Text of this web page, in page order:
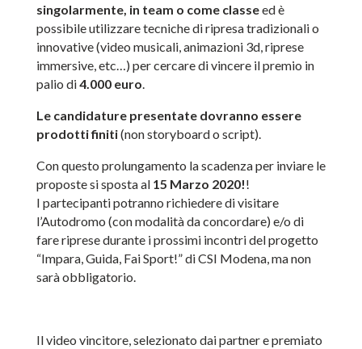
singolarmente, in team o come classeed è
possibile utilizzare tecniche di ripresa tradizionali o
innovative (video musicali, animazioni 3d, riprese
immersive, etc…) per cercare di vincere il premio in
palio di4.000 euro.
Le candidature presentate dovranno essere
prodotti finiti(non storyboard o script).
Con questo prolungamento la scadenza per inviare le
proposte si sposta al 15 Marzo 2020!!
I partecipanti potranno richiedere di visitare
l’Autodromo (con modalità da concordare) e/o di
fare riprese durante i prossimi incontri del progetto
“Impara, Guida, Fai Sport!” di CSI Modena, ma non
sarà obbligatorio.
Il video vincitore, selezionato dai partner e premiato